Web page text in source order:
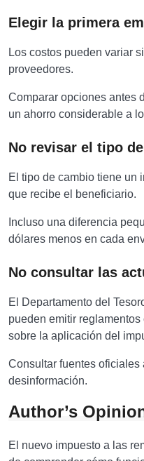
Elegir la primera
Los costos pueden variar
proveedores.
Comparar opciones antes
un ahorro considerable a
No revisar el tipo
El tipo de cambio tiene un
que recibe el beneficiario.
Incluso una diferencia
dólares menos en cada
No consultar las
El Departamento del
pueden emitir
sobre la aplicación del
Consultar fuentes oficiales
desinformación.
Author’s
El nuevo impuesto a las